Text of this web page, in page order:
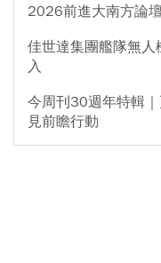
2026前進大南方論壇
佳世達集團艦隊無
入
今周刊30週年特輯
見前瞻行動